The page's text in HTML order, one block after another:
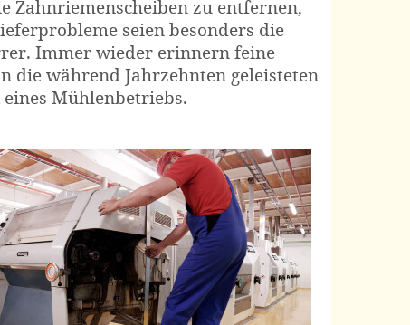
Zahnriemenscheiben zu entfernen,
seien besonders die
Immer wieder erinnern feine
die während Jahrzehnten geleisteten
Mühlenbetriebs.